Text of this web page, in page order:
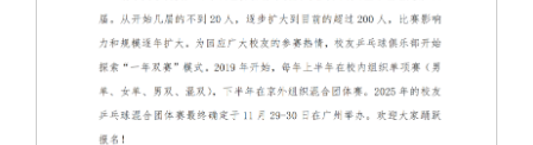
校友讲坛
校友视界
实用信息
总会章程
理事会名单